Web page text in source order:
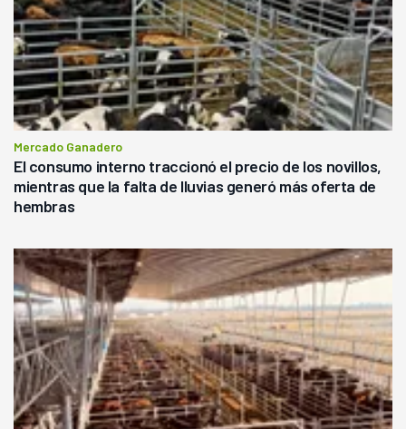
Mercado Ganadero
El consumo interno traccionó el precio de los novillos,
mientras que la falta de lluvias generó más oferta de
hembras